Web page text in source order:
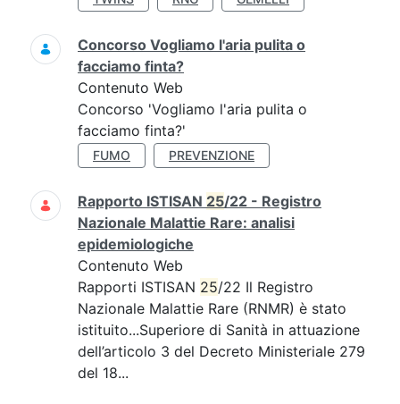
Concorso Vogliamo l'aria pulita o
facciamo finta?
Contenuto Web
Concorso 'Vogliamo l'aria pulita o
facciamo finta?'
FUMO PREVENZIONE
Rapporto ISTISAN 25/22 - Registro
Nazionale Malattie Rare: analisi
epidemiologiche
Contenuto Web
Rapporti ISTISAN 25/22 Il Registro
Nazionale Malattie Rare (RNMR) è stato
istituito...Superiore di Sanità in attuazione
dell’articolo 3 del Decreto Ministeriale 279
del 18...